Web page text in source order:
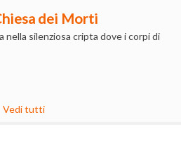
dei Morti
nella silenziosa cripta dove i corpi di
Vedi tutti